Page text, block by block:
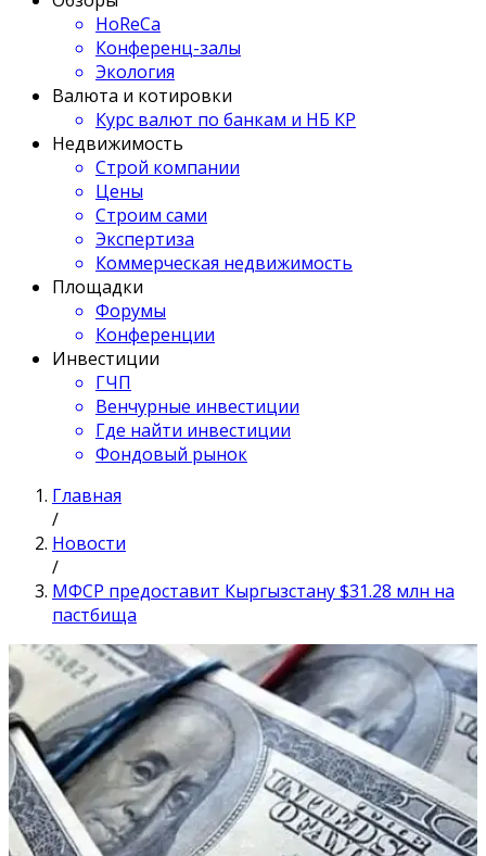
HoReCa
Конференц-залы
Экология
Валюта и котировки
Курс валют по банкам и НБ КР
Недвижимость
Строй компании
Цены
Строим сами
Экспертиза
Коммерческая недвижимость
Площадки
Форумы
Конференции
Инвестиции
ГЧП
Венчурные инвестиции
Где найти инвестиции
Фондовый рынок
Главная
/
Новости
/
МФСР предоставит Кыргызстану $31.28 млн на
пастбища